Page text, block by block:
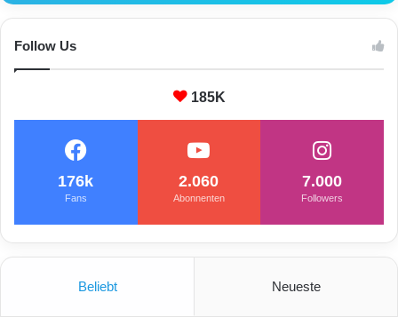
e
z
Follow Us
185K
176k
Fans
2.060
Abonnenten
7.000
Followers
Beliebt Neueste